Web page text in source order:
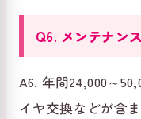
Q6. メンテナン
A6. 年間24,000～
イヤ交換などが含ま